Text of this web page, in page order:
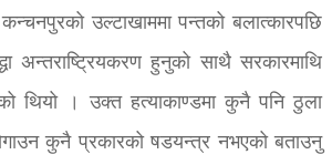
उल्टाखाममा पन्तको बलात्कारपछि
अन्तराष्ट्रियकरण हुनुको साथै सरकारमाथि
थियो । उक्त हत्याकाण्डमा कुनै पनि ठुला
कुनै प्रकारको षडयन्त्र नभएको बताउनु